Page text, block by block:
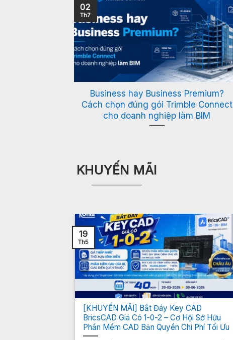
Business hay Business Premium?
Cách chọn đúng gói Trimble Connect
cho doanh nghiệp làm BIM
02
Th7
KHUYẾN MÃI
[KHUYẾN MÃI] Bắt Đáy Key CAD
BricsCAD Giá Có 1-0-2 – Cơ Hội Sở Hữu
Phần Mềm CAD Bản Quyền Chi Phí Tối Ưu
19
Th5